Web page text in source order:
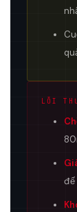
LỖI
đế